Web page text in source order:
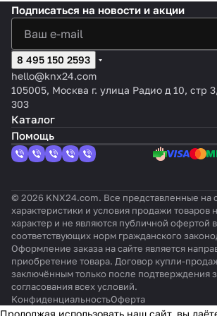
й, 8-
канал
ьный
20
v2
ор
жалюз
и, 8
A/200
мкФ
ртный,
230В~,
на
л,
Подписаться на новости и акции
8 495 150 2593
hello@knx24.com
105005, Москва г. улица Радио д 10, стр
303
Каталог
Помощь
© 2026 KNX24.com. Все представленные на
характеристики и условия продажи товаров
характер и не являются публичной офертой
соответствующих норм гражданского
Оформление заказа на сайте является
приобретение товара. Договор купли-
заключённым только после подтверждения
согласования всех условий.
КонфиденциальностьОферта
Продолжая использовать наш сайт, вы